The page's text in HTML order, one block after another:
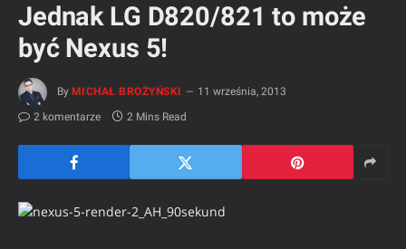
Jednak LG D820/821 to może
być Nexus 5!
By MICHAŁ BROŻYŃSKI
11 września, 2013
2 komentarze
2 Mins Read